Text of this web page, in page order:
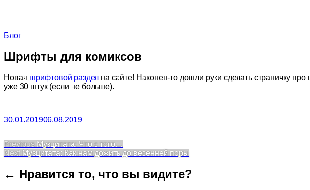
Блог
Шрифты для комиксов
Новая шрифтовой раздел на сайте! Наконец-то дошли руки сделать страничку
уже 30 штук (если не больше).
30.01.201906.08.2019
Post
navigation
Previous Previous
post:
Музцитата: Что с того…
Next Next
Музцитата: Как нам дожить до весенней поры
← Нравится то, что вы видите?